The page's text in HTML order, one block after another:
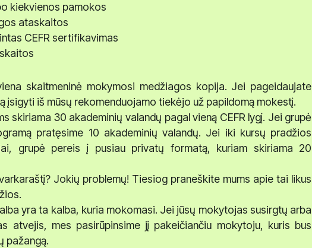
kiekvienos pamokos
ataskaitos
CEFR sertifikavimas
skaitmeninė mokymosi medžiagos kopija. Jei pageidaujate
įsigyti iš mūsų rekomenduojamo tiekėjo už papildomą mokestį.
skiriama 30 akademinių valandų pagal vieną CEFR lygį. Jei grupė
pratęsime 10 akademinių valandų. Jei iki kursų pradžios
grupė pereis į pusiau privatų formatą, kuriam skiriama 20
Jokių problemų! Tiesiog praneškite mums apie tai likus
yra ta kalba, kuria mokomasi. Jei jūsų mokytojas susirgtų arba
atvejis, mes pasirūpinsime jį pakeičiančiu mokytoju, kuris bus
pažangą.